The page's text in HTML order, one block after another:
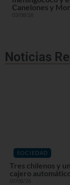
Canelones y
03/08/26
Noticias
SOCIEDAD
Tres chilenos y
cajero
07/08/26